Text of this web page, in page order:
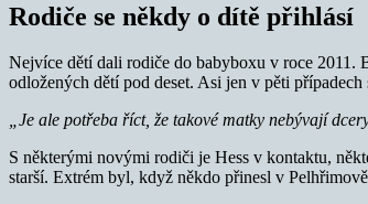
Rodiče se někdy o dítě přihlásí
Nejvíce dětí dali rodiče do babyboxu v roce
odložených dětí pod deset. Asi jen v pěti
„Je ale potřeba říct, že takové matky nebývají
S některými novými rodiči je Hess v kontaktu,
starší. Extrém byl, když někdo přinesl v